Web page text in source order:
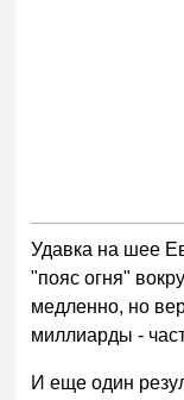
Удавка на шее
"пояс огня"
медленно, но
миллиарды -
И еще один